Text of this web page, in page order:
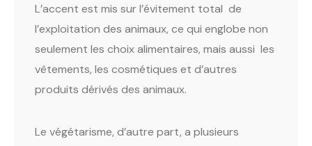
L’accent est mis sur l’évitement total de
l’exploitation des animaux, ce qui englobe non
seulement les choix alimentaires, mais aussi les
vêtements, les cosmétiques et d’autres
produits dérivés des animaux.
Le végétarisme, d’autre part, a plusieurs